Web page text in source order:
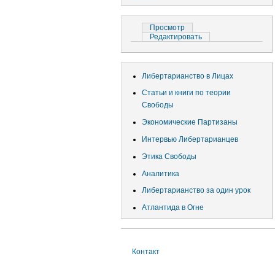
учётной
записи
пользователя
Главные
вкладки
Просмотр
вкладка)
Редактировать
Либертарианство в Лицах
Статьи и книги по теории
Свободы
Экономические Партизаны
Интервью Либертарианцев
Этика Свободы
Аналитика
Либертарианство за один урок
Атлантида в Огне
Контакт